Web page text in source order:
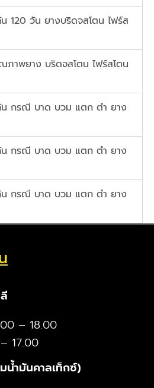
น 120 วัน ยางบริดจสโตน ไฟร์ส
ภาพยาง บริดจสโตน ไฟร์สโตน
กัน กรณี บาด บวม แตก ตำ ยาง
กัน กรณี บาด บวม แตก ตำ ยาง
กัน กรณี บาด บวม แตก ตำ ยาง
– 18.00
17.00
น้ำมันคาลเท็กซ์)